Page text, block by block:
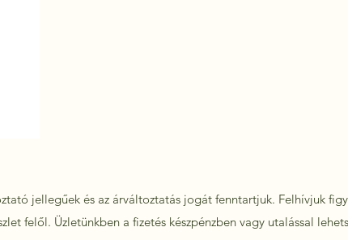
jellegűek és az árváltoztatás jogát fenntartjuk. Felhívjuk
felől. Üzletünkben a fizetés készpénzben vagy utalással